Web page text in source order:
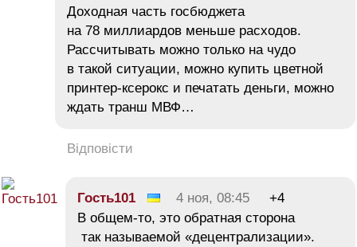
Доходная часть госбюджета
на 78 миллиардов меньше расходов.
Рассчитывать можно только на чудо
в такой ситуации, можно купить цветной
принтер-ксерокс и печатать деньги, можно
ждать транш МВФ…
Відповісти
Гость101 4 ноя, 08:45
+4
В общем-то, это обратная сторона
так называемой «децентрализации».